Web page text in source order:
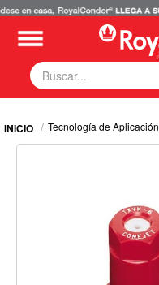
Fumigadoras
Equipos Motorizados
Zona Veterianaria
Tecnología de Aplicación